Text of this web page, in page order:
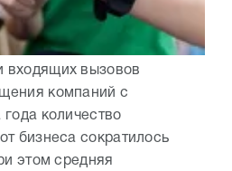
входящих вызовов
компаний с
количество
бизнеса сократилось
этом средняя